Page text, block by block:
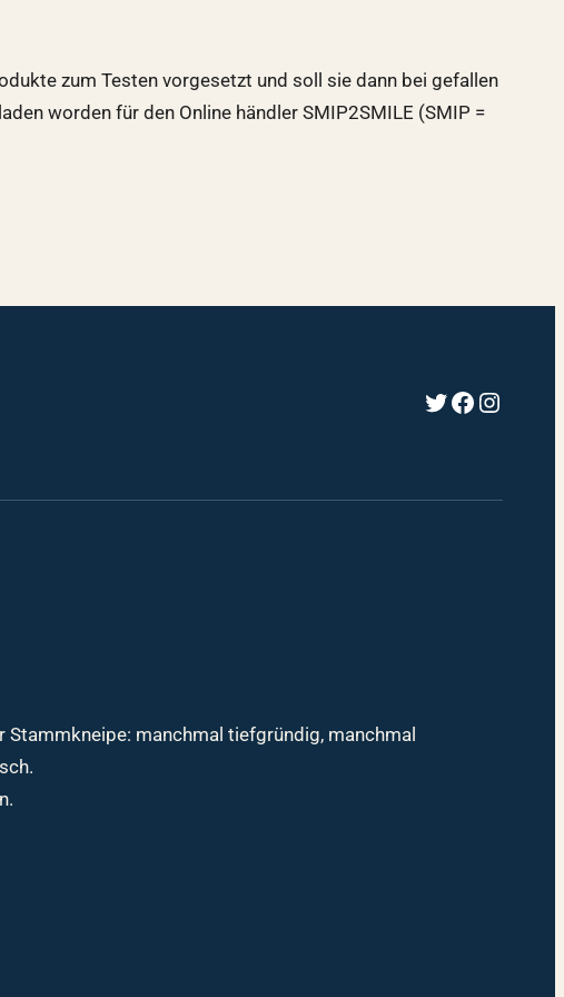
zum Testen vorgesetzt und soll sie dann bei gefallen
worden für den Online händler SMIP2SMILE (SMIP =
Twitter
Facebook
Stammkneipe: manchmal tiefgründig, manchmal